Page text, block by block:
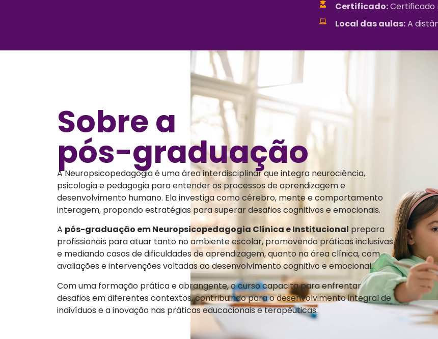
Certificado:Certificado
Local das aulas:A
Sobre a
pós-graduação
A Neuropsicopedagogia é uma área interdisciplinar que integra neurociência,
psicologia e pedagogia para entender os processos de aprendizagem e
desenvolvimento humano. Ela investiga como cérebro, mente e comportamento
interagem, propondo estratégias para superar desafios cognitivos e emocionais.
A pós-graduação em Neuropsicopedagogia Clínica e Institucional prepara
profissionais para atuar tanto no ambiente escolar, promovendo práticas inclusivas
e mediando casos de dificuldades de aprendizagem, quanto na área clínica, com
avaliações e intervenções voltadas ao desenvolvimento cognitivo e emocional.
Com uma formação prática e abrangente, o curso capacita para enfrentar
desafios em diferentes contextos, contribuindo para o desenvolvimento integral de
indivíduos e a inovação nas práticas educacionais e terapêuticas.